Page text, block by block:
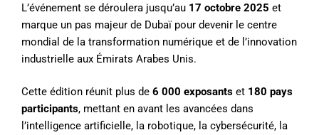
L’événement se déroulera jusqu’au 17 octobre 2025 et
marque un pas majeur de Dubaï pour devenir le centre
mondial de la transformation numérique et de l’innovation
industrielle aux Émirats Arabes Unis.
Cette édition réunit plus de 6 000 exposants et 180 pays
participants, mettant en avant les avancées dans
l’intelligence artificielle, la robotique, la cybersécurité, la